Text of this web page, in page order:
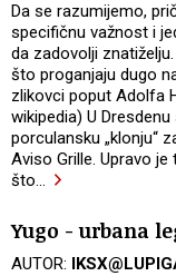
Da se razumijemo,
specifičnu važnost i
da zadovolji
što proganjaju dugo
zlikovci poput Adolfa
wikipedia) U
porculansku „klonju“
Aviso Grille. Upravo
što…
Yugo - urbana
AUTOR: